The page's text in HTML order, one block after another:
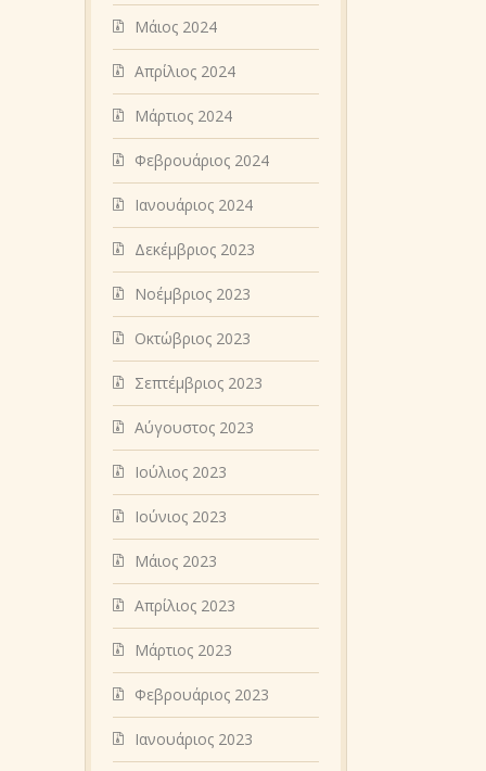
Μάιος 2024
Απρίλιος 2024
Μάρτιος 2024
Φεβρουάριος 2024
Ιανουάριος 2024
Δεκέμβριος 2023
Νοέμβριος 2023
Οκτώβριος 2023
Σεπτέμβριος 2023
Αύγουστος 2023
Ιούλιος 2023
Ιούνιος 2023
Μάιος 2023
Απρίλιος 2023
Μάρτιος 2023
Φεβρουάριος 2023
Ιανουάριος 2023